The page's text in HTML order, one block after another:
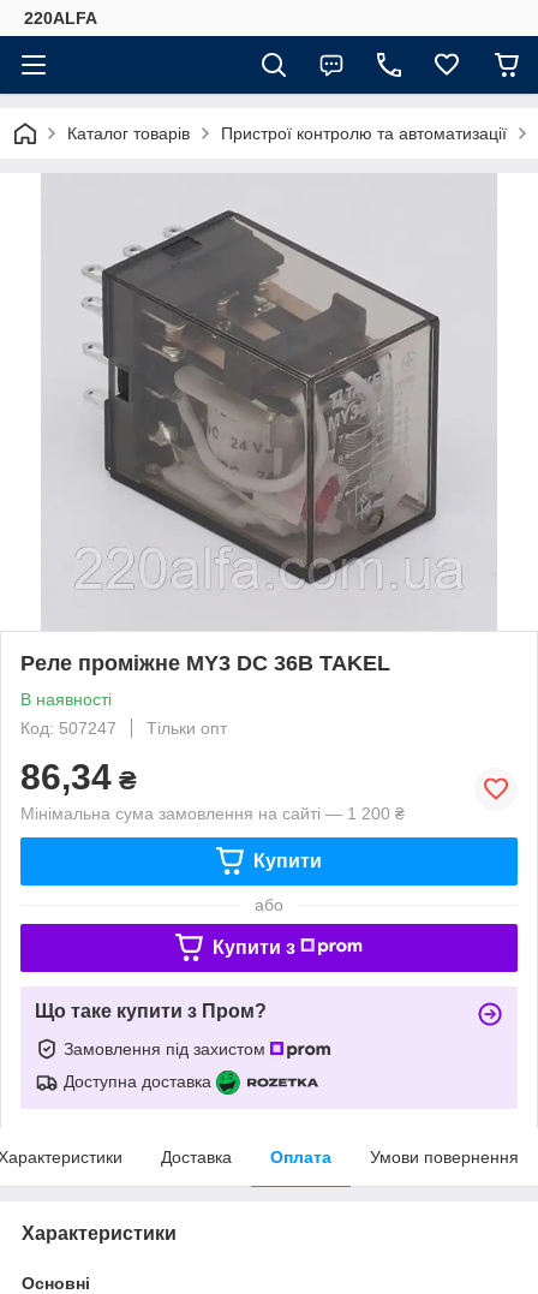
220ALFA
Каталог товарів Пристрої контролю та автоматизації
Реле проміжне МY3 DC 36В TAKEL
В наявності
Код: 507247
Тільки опт
86,34 ₴
Мінімальна сума замовлення на сайті — 1 200 ₴
Купити
або
Купити з
Що таке купити з Пром?
Замовлення під захистом
Доступна доставка
Доставка Оплата Умови повернення
Характеристики
Основні